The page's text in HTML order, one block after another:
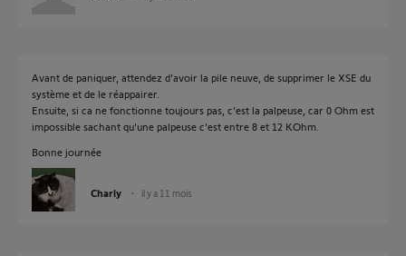
Avant de paniquer, attendez d'avoir la pile neuve, de supprimer le XSE du
système et de le réappairer.
Ensuite, si ca ne fonctionne toujours pas, c'est la palpeuse, car 0 Ohm est
impossible sachant qu'une palpeuse c'est entre 8 et 12 KOhm.
Bonne journée
Charly il y a 11 mois